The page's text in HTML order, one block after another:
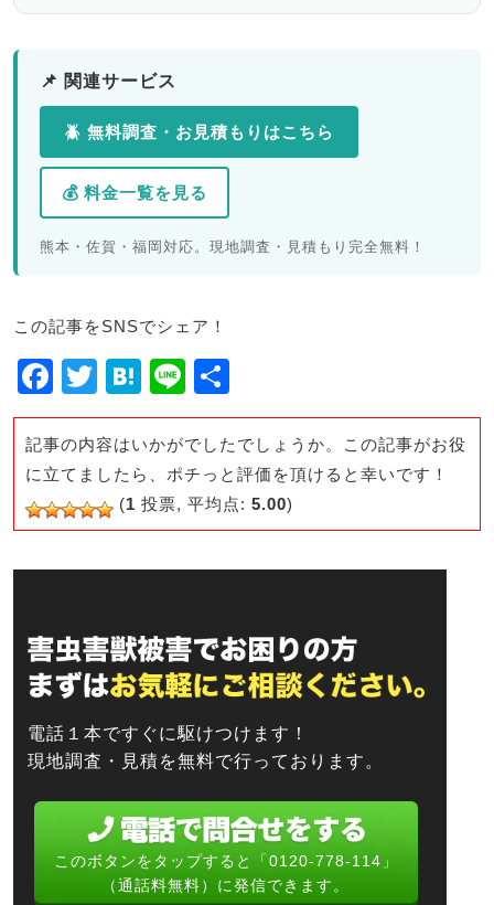
📌 関連サービス
🪲 無料調査・お見積もりはこちら
💰 料金一覧を見る
熊本・佐賀・福岡対応。現地調査・見積もり完全無料！
この記事をSNSでシェア！
F
a
c
e
b
T
wi
tt
er
H
at
e
n
a
Li
n
e
有
記事の内容はいかがでしたでしょうか。この記事がお役
に立てましたら、ポチっと評価を頂けると幸いです！
(1 投票, 平均点: 5.00)
電話１本ですぐに駆けつけます！
現地調査・見積を無料で行っております。
このボタンをタップすると「0120-778-114」
（通話料無料）に発信できます。